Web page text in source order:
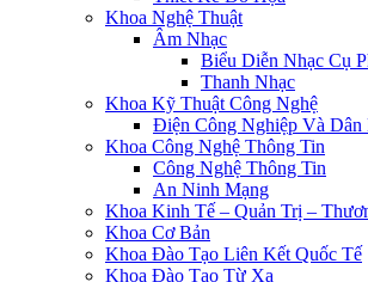
Khoa Nghệ Thuật
Âm Nhạc
Biểu Diễn Nhạc Cụ
Thanh Nhạc
Khoa Kỹ Thuật Công Nghệ
Điện Công Nghiệp Và Dân
Khoa Công Nghệ Thông Tin
Công Nghệ Thông Tin
An Ninh Mạng
Khoa Kinh Tế – Quản Trị –
Khoa Cơ Bản
Khoa Đào Tạo Liên Kết Quốc Tế
Khoa Đào Tạo Từ Xa